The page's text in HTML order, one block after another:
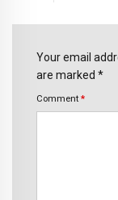
Your email
are marked *
Comment *